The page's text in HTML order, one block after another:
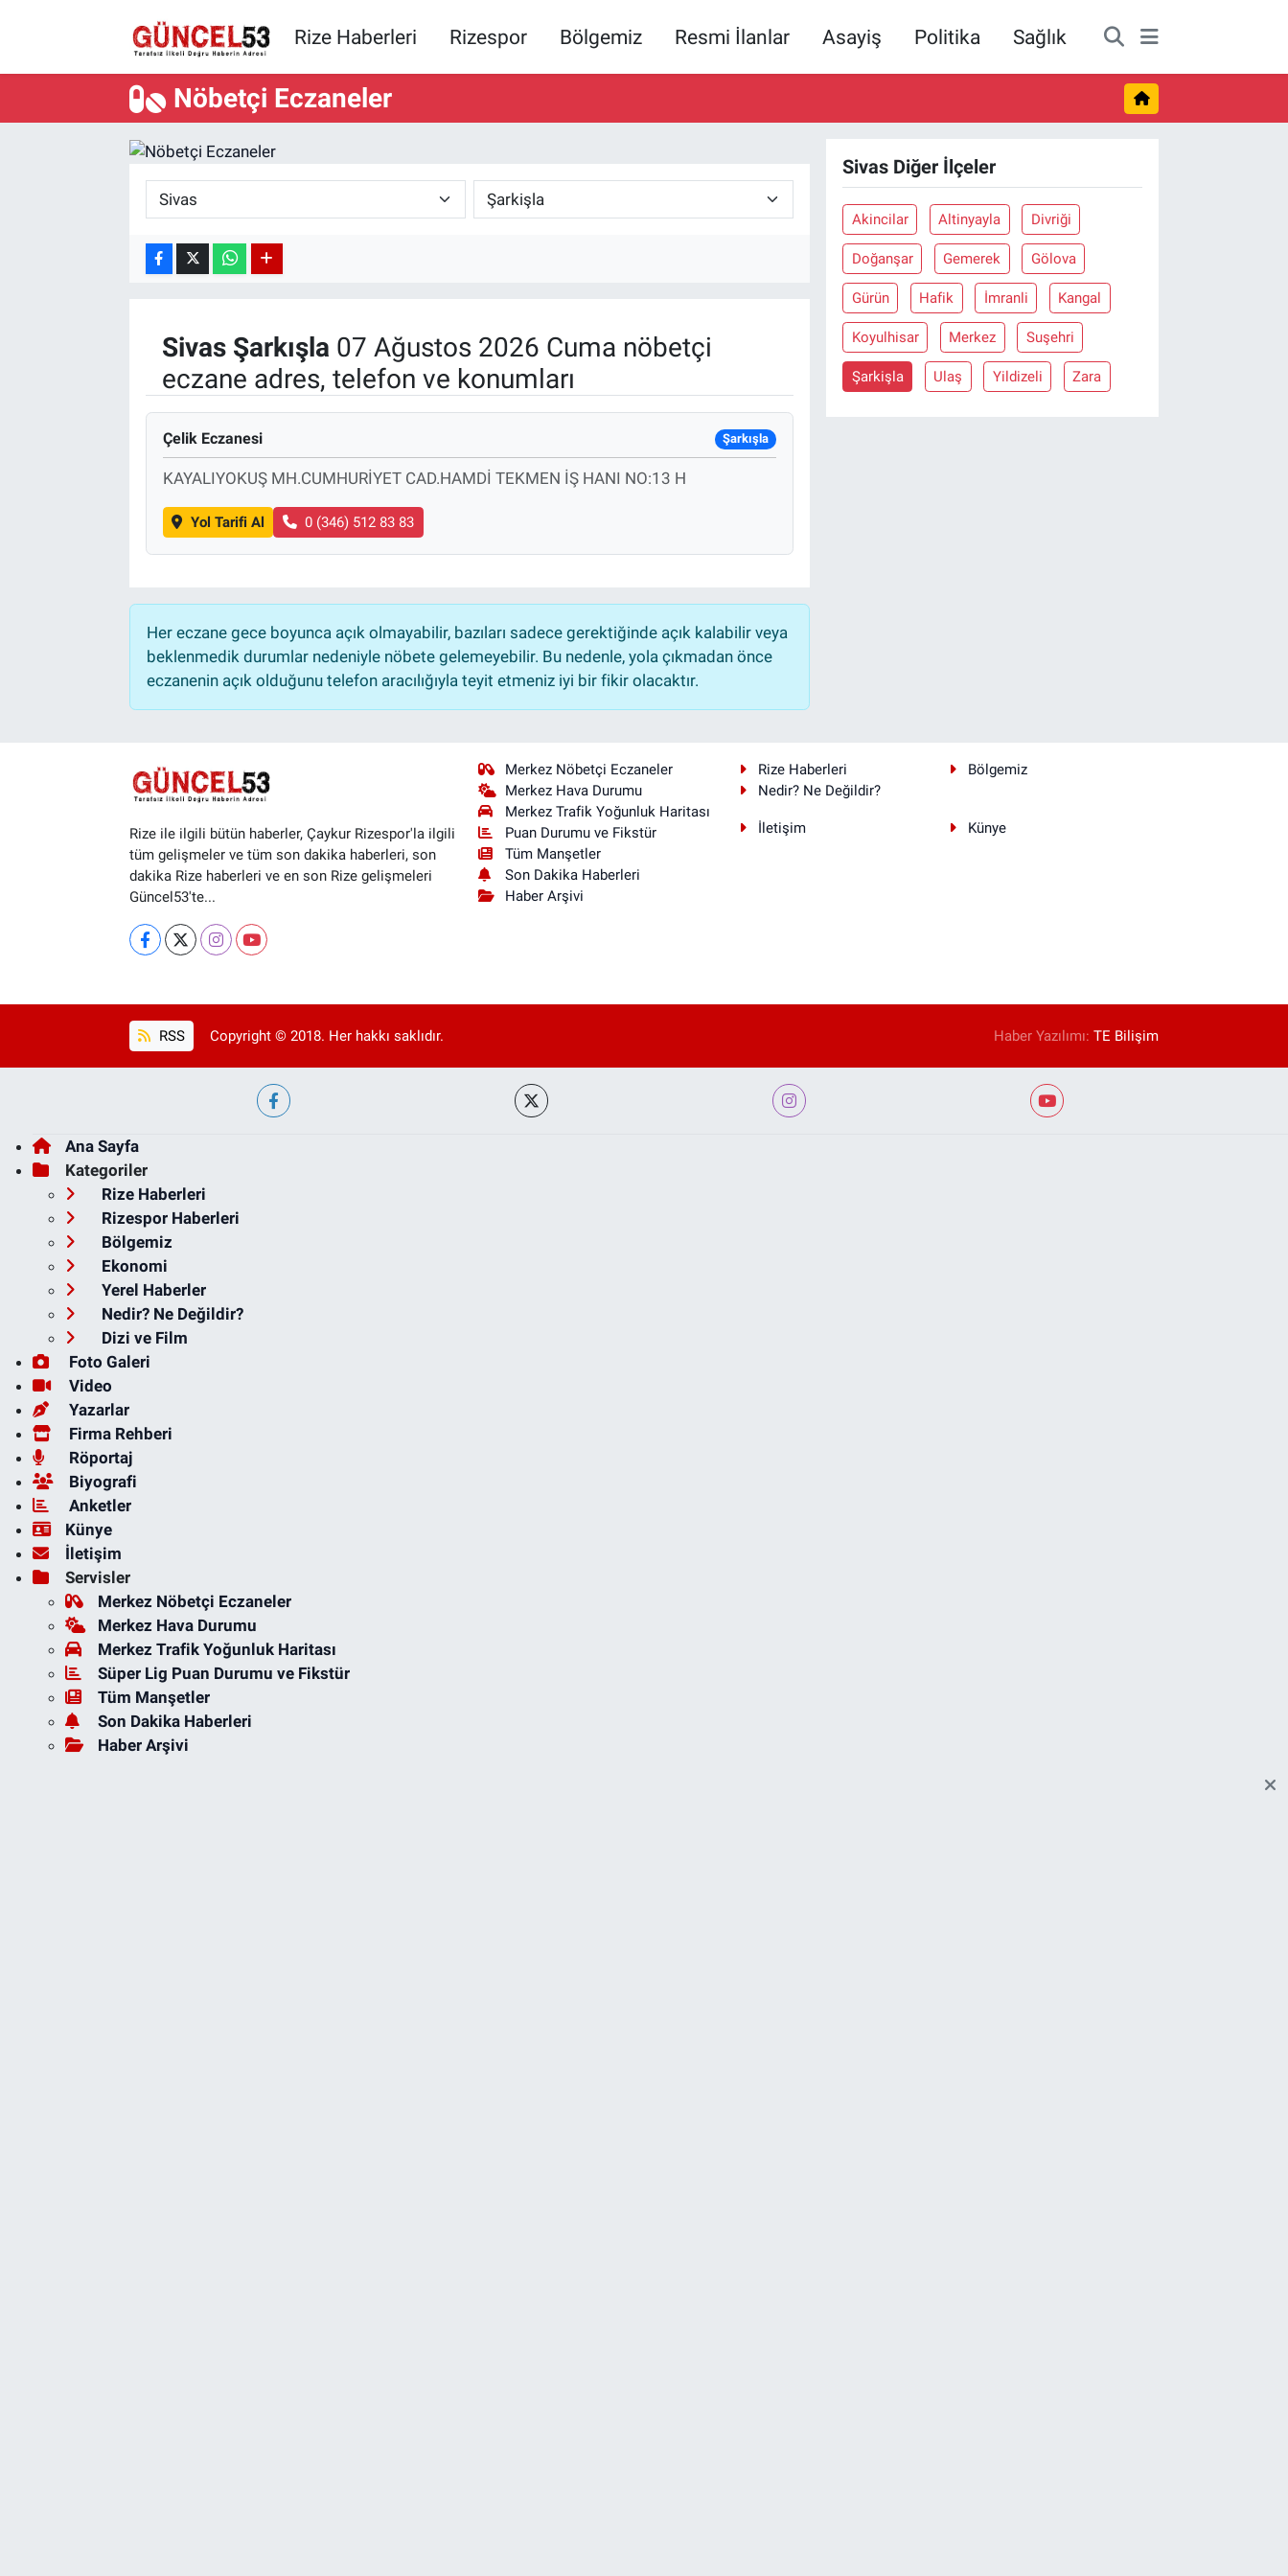
Rize Haberleri Rizespor Bölgemiz Resmi İlanlar Asayiş Politika Sağlık
Nöbetçi Eczaneler
Sivas Şarkışla 07 Ağustos 2026 Cuma nöbetçi
eczane adres, telefon ve konumları
Çelik Eczanesi Şarkışla
KAYALIYOKUŞ MH.CUMHURİYET CAD.HAMDİ TEKMEN İŞ HANI NO:13 H
Yol Tarifi Al 0 (346) 512 83 83
Her eczane gece boyunca açık olmayabilir, bazıları sadece gerektiğinde açık kalabilir veya
beklenmedik durumlar nedeniyle nöbete gelemeyebilir. Bu nedenle, yola çıkmadan önce
eczanenin açık olduğunu telefon aracılığıyla teyit etmeniz iyi bir fikir olacaktır.
Sivas Diğer İlçeler
Akincilar Altinyayla Divriği
Doğanşar Gemerek Gölova
Gürün Hafik İmranli Kangal
Koyulhisar Merkez Suşehri
Şarkişla Ulaş Yildizeli Zara
Rize ile ilgili bütün haberler, Çaykur Rizespor'la ilgili
tüm gelişmeler ve tüm son dakika haberleri, son
dakika Rize haberleri ve en son Rize gelişmeleri
Güncel53'te...
Merkez Nöbetçi Eczaneler
Merkez Hava Durumu
Merkez Trafik Yoğunluk Haritası
Puan Durumu ve Fikstür
Tüm Manşetler
Son Dakika Haberleri
Haber Arşivi
Rize Haberleri
Bölgemiz
Nedir? Ne Değildir?
İletişim Künye
RSS Copyright © 2018. Her hakkı saklıdır. Haber Yazılımı:TE Bilişim
Ana Sayfa
Kategoriler
Rize Haberleri
Rizespor Haberleri
Bölgemiz
Ekonomi
Yerel Haberler
Nedir? Ne Değildir?
Dizi ve Film
Foto Galeri
Video
Yazarlar
Firma Rehberi
Röportaj
Biyografi
Anketler
Künye
İletişim
Servisler
Merkez Nöbetçi Eczaneler
Merkez Hava Durumu
Merkez Trafik Yoğunluk Haritası
Süper Lig Puan Durumu ve Fikstür
Tüm Manşetler
Son Dakika Haberleri
Haber Arşivi